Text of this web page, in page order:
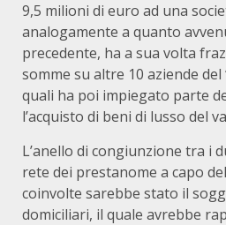
9,5 milioni di euro ad una
analogamente a quanto
precedente, ha a sua volta
somme su altre 10 aziende
quali ha poi impiegato parte
l’acquisto di beni di lusso del
L’anello di congiunzione tra i
rete dei prestanome a capo
coinvolte sarebbe stato il
domiciliari, il quale avrebbe